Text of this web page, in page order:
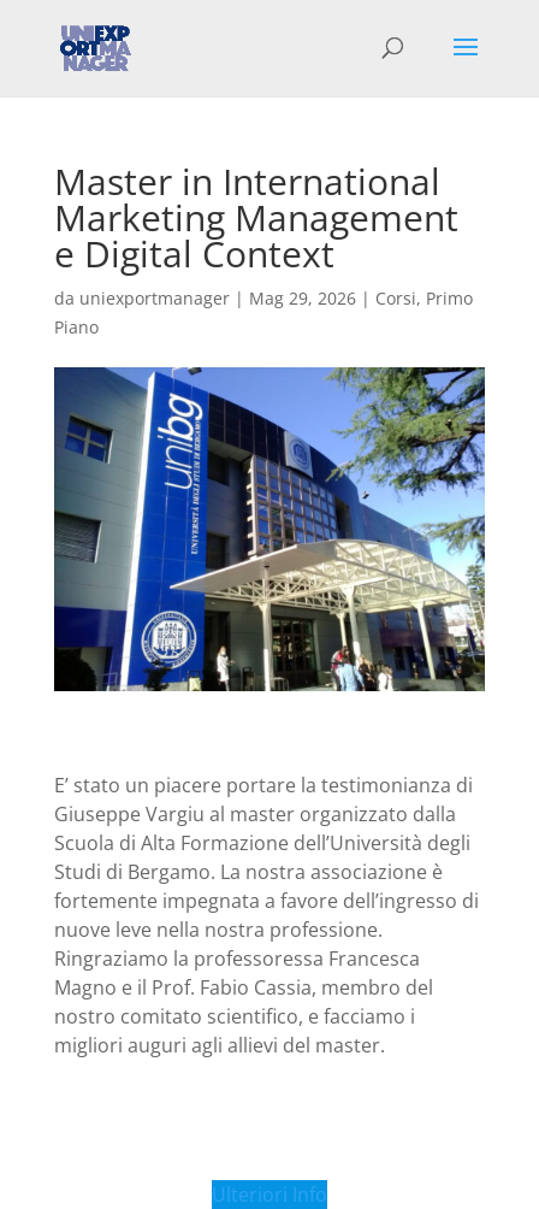
Master in International
Marketing Management
e Digital Context
da uniexportmanager| Mag 29, 2026| Corsi, Primo
Piano
E’ stato un piacere portare la testimonianza di
Giuseppe Vargiu al master organizzato dalla
Scuola di Alta Formazione dell’Università degli
Studi di Bergamo. La nostra associazione è
fortemente impegnata a favore dell’ingresso di
nuove leve nella nostra professione.
Ringraziamo la professoressa Francesca
Magno e il Prof. Fabio Cassia, membro del
nostro comitato scientifico, e facciamo i
migliori auguri agli allievi del master.
Ulteriori Info